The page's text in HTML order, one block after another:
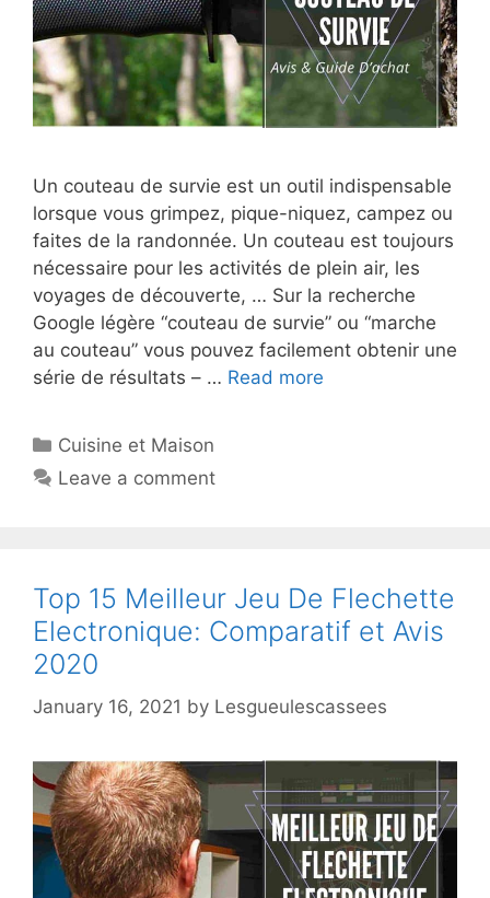
Un couteau de survie est un outil indispensable
lorsque vous grimpez, pique-niquez, campez ou
faites de la randonnée. Un couteau est toujours
nécessaire pour les activités de plein air, les
voyages de découverte, … Sur la recherche
Google légère “couteau de survie” ou “marche
au couteau” vous pouvez facilement obtenir une
série de résultats – … Read more
Cuisine et Maison
Leave a comment
Top 15 Meilleur Jeu De Flechette
Electronique: Comparatif et Avis
2020
January 16, 2021 by Lesgueulescassees